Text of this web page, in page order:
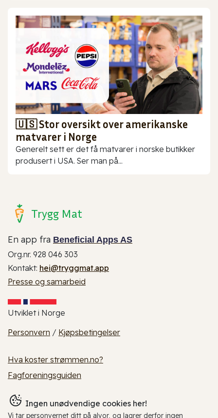
🇺🇸 Stor oversikt over amerikanske
matvarer i Norge
Generelt sett er det få matvarer i norske butikker
produsert i USA. Ser man på...
Trygg Mat
En app fra Beneficial Apps AS
Org.nr. 928 046 303
Kontakt: hei@tryggmat.app
Presse og samarbeid
Utviklet i Norge
Personvern / Kjøpsbetingelser
Hva koster strømmen.no?
Fagforeningsguiden
Ingen unødvendige cookies her!
Vi tar personvernet ditt på alvor, og lagrer derfor ingen